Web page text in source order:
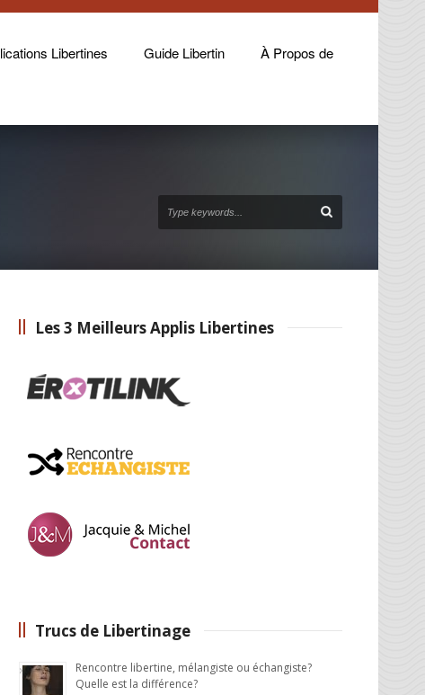
Libertines Guide Libertin À Propos de
Les 3 Meilleurs Applis Libertines
Trucs de Libertinage
Rencontre libertine, mélangiste ou échangiste?
Quelle est la différence?